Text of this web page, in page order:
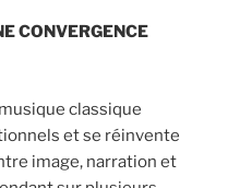
CONVERGENCE
classique
et se réinvente
image, narration et